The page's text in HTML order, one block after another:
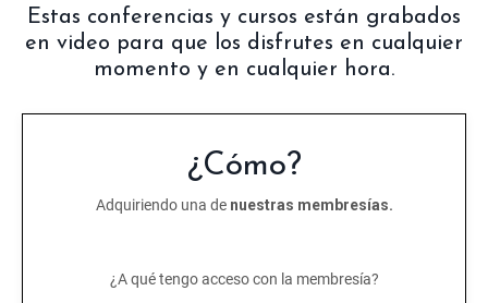
Estas conferencias y cursos están grabados
en video para que los disfrutes en cualquier
momento y en cualquier hora.
¿Cómo?
Adquiriendo una de nuestras membresías.
¿A qué tengo acceso con la membresía?